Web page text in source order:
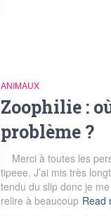
ANIMAUX
Zoophilie :
problème ?
Merci à toutes les
tipeee. J’ai mis très
tendu du slip donc je
relire à beaucoup Read